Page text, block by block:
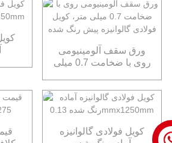
ورق سقف آلومینیومی
روی با ضخامت 0.7 میلی
کویل فولادی گالوانیزه